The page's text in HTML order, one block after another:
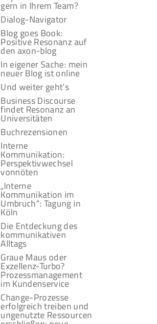
gern in Ihrem Team?
Dialog-Navigator
Blog goes Book:
Positive Resonanz auf
den axon-blog
In eigener Sache: mein
neuer Blog ist online
Und weiter geht’s
Business Discourse
findet Resonanz an
Universitäten
Buchrezensionen
Interne
Kommunikation:
Perspektivwechsel
vonnöten
„Interne
Kommunikation im
Umbruch“: Tagung in
Köln
Die Entdeckung des
kommunikativen
Alltags
Graue Maus oder
Exzellenz-Turbo?
Prozessmanagement
im Kundenservice
Change-Prozesse
erfolgreich treiben und
ungenutzte Ressourcen